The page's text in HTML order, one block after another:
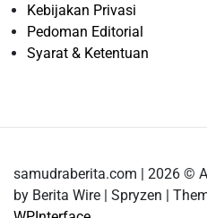
Kebijakan Privasi
Pedoman Editorial
Syarat & Ketentuan
samudraberita.com | 2026 ©
by Berita Wire | Spryzen |